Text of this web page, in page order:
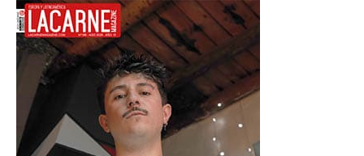
flamenco
fusión,
fusión,
MUM
2026